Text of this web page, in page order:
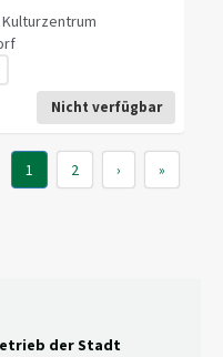
Nicht verfügbar
1 2 › »
der Stadt